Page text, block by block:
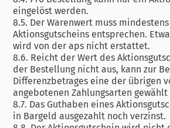
eingelöst werden.
8.5. Der Warenwert muss
Aktionsgutscheins entsprechen.
wird von der aps nicht erstattet.
8.6. Reicht der Wert des
der Bestellung nicht aus, kann zur
Differenzbetrages eine der übrigen
angebotenen Zahlungsarten gewählt
8.7. Das Guthaben eines
in Bargeld ausgezahlt noch verzinst.